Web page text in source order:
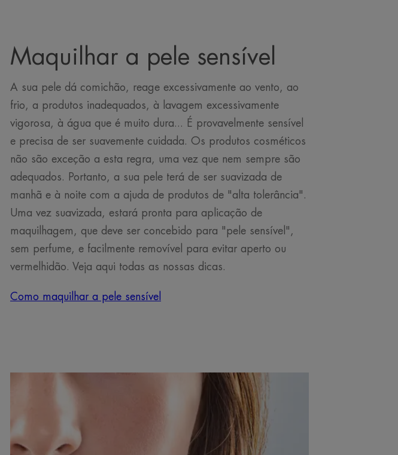
Maquilhar a pele sensível
A sua pele dá comichão, reage excessivamente ao vento, ao
frio, a produtos inadequados, à lavagem excessivamente
vigorosa, à água que é muito dura... É provavelmente sensível
e precisa de ser suavemente cuidada. Os produtos cosméticos
não são exceção a esta regra, uma vez que nem sempre são
adequados. Portanto, a sua pele terá de ser suavizada de
manhã e à noite com a ajuda de produtos de "alta tolerância".
Uma vez suavizada, estará pronta para aplicação de
maquilhagem, que deve ser concebido para "pele sensível",
sem perfume, e facilmente removível para evitar aperto ou
vermelhidão. Veja aqui todas as nossas dicas.
Como maquilhar a pele sensível